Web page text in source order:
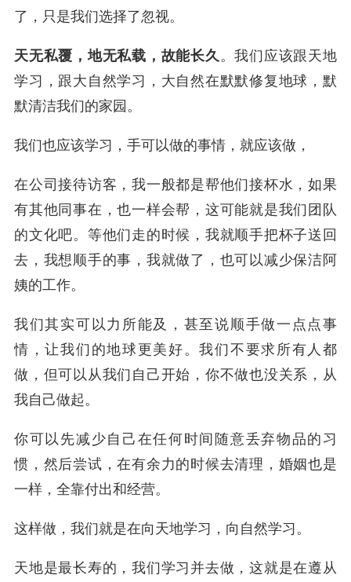
了，只是我们选择了忽视。
天无私覆，地无私载，故能长久。我们应该跟天地
学习，跟大自然学习，大自然在默默修复地球，默
默清洁我们的家园。
我们也应该学习，手可以做的事情，就应该做，
在公司接待访客，我一般都是帮他们接杯水，如果
有其他同事在，也一样会帮，这可能就是我们团队
的文化吧。等他们走的时候，我就顺手把杯子送回
去，我想顺手的事，我就做了，也可以减少保洁阿
姨的工作。
我们其实可以力所能及，甚至说顺手做一点点事
情，让我们的地球更美好。我们不要求所有人都
做，但可以从我们自己开始，你不做也没关系，从
我自己做起。
你可以先减少自己在任何时间随意丢弃物品的习
惯，然后尝试，在有余力的时候去清理，婚姻也是
一样，全靠付出和经营。
这样做，我们就是在向天地学习，向自然学习。
天地是最长寿的，我们学习并去做，这就是在遵从